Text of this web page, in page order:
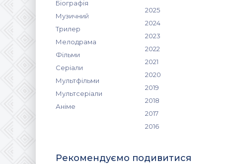
Біографія
Музичний
Трилер
Мелодрама
Фільми
Серіали
Мультфільми
Мультсеріали
Аніме
2025
2024
2023
2022
2021
2020
2019
2018
2017
2016
Рекомендуємо подивитися